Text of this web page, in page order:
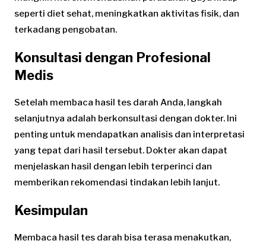
seperti diet sehat, meningkatkan aktivitas fisik, dan
terkadang pengobatan.
Konsultasi dengan Profesional
Medis
Setelah membaca hasil tes darah Anda, langkah
selanjutnya adalah berkonsultasi dengan dokter. Ini
penting untuk mendapatkan analisis dan interpretasi
yang tepat dari hasil tersebut. Dokter akan dapat
menjelaskan hasil dengan lebih terperinci dan
memberikan rekomendasi tindakan lebih lanjut.
Kesimpulan
Membaca hasil tes darah bisa terasa menakutkan,